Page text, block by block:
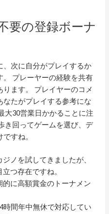
要の登録ボーナ
、次に自分がプレイするか
。 プレーヤーの経験を共有
ます。 プレイヤーのコメ
なたがプレイする参考にな
大30営業日かかることに注
き回ってゲームを選び、デ
すね。
ノを試してきましたが、
つ存在ですね。
に高額賞金のトーナメン
時間年中無休で対応してい